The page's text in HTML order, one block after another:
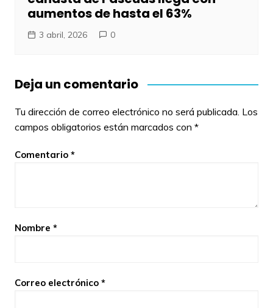
aumentos de hasta el 63%
3 abril, 2026 0
Deja un comentario
Tu dirección de correo electrónico no será publicada. Los
campos obligatorios están marcados con *
Comentario *
Nombre *
Correo electrónico *